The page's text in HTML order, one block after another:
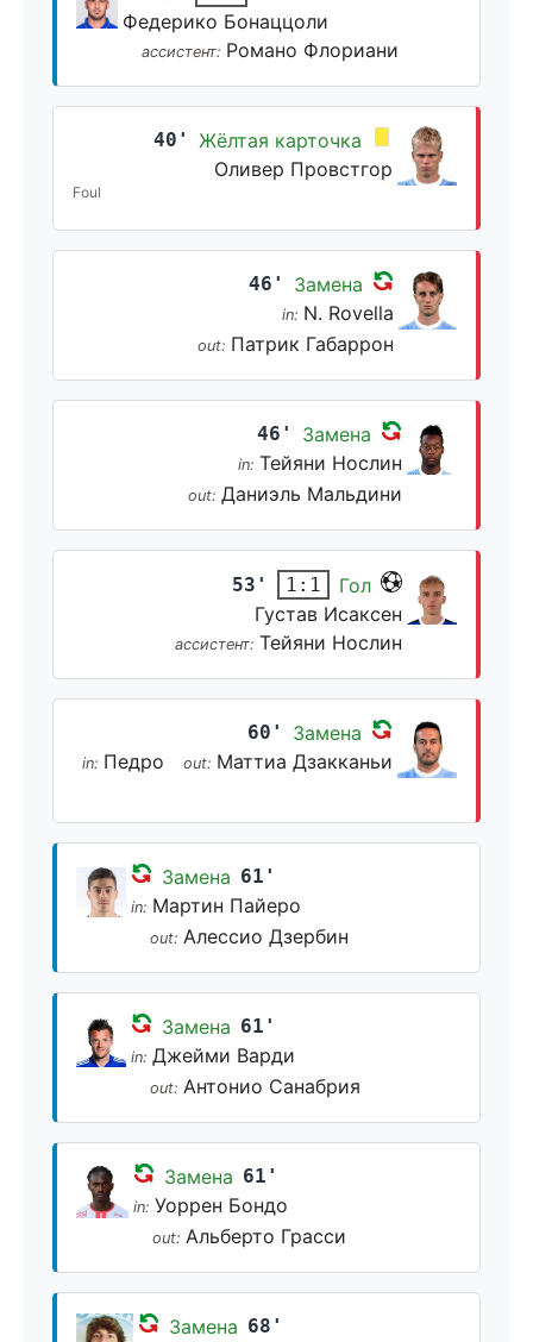
Федерико Бонаццоли
ассистент: Романо Флориани
40'
Жёлтая карточка
Оливер Провстгор
Foul
46' Замена
in: N. Rovella
out: Патрик Габаррон
46' Замена
in: Тейяни Нослин
out: Даниэль Мальдини
53' 1:1
Гол
Густав Исаксен
ассистент: Тейяни Нослин
60' Замена
in: Педро out: Маттиа Дзакканьи
Замена 61'
in: Мартин Пайеро
out: Алессио Дзербин
Замена 61'
in: Джейми Варди
out: Антонио Санабрия
Замена 61'
in: Уоррен Бондо
out: Альберто Грасси
Замена 68'